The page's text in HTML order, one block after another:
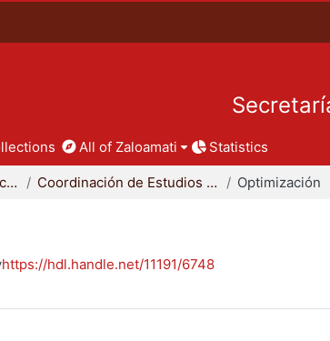
All of Zaloamati Statistics
División de Ciencias Básicas e Ingeniería Coordinación de Estudios de Posgrado - CBI Optimización
https://hdl.handle.net/11191/6748